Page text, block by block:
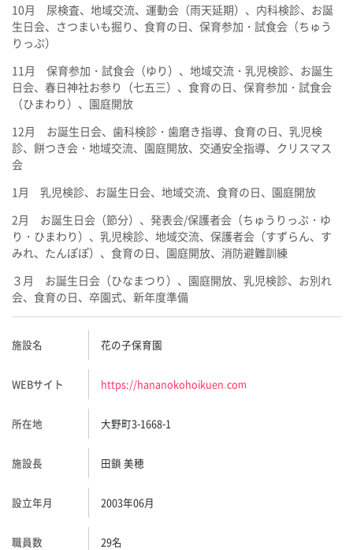
10月 尿検査、地域交流、運動会（雨天延期）、内科検診、お誕
生日会、さつまいも掘り、食育の日、保育参加・試食会（ちゅう
りっぷ）
11月 保育参加・試食会（ゆり）、地域交流・乳児検診、お誕生
日会、春日神社お参り（七五三）、食育の日、保育参加・試食会
（ひまわり）、園庭開放
12月 お誕生日会、歯科検診・歯磨き指導、食育の日、乳児検
診、餅つき会・地域交流、園庭開放、交通安全指導、クリスマス
会
1月 乳児検診、お誕生日会、地域交流、食育の日、園庭開放
2月 お誕生日会（節分）、発表会/保護者会（ちゅうりっぷ・ゆ
り・ひまわり）、乳児検診、地域交流、保護者会（すずらん、す
みれ、たんぽぽ）、食育の日、園庭開放、消防避難訓練
３月 お誕生日会（ひなまつり）、園庭開放、乳児検診、お別れ
会、食育の日、卒園式、新年度準備
施設名 花の子保育園
WEBサイト https://hananokohoikuen.com
所在地 大野町3-1668-1
施設長 田鎖 美穂
設立年月 2003年06月
職員数 29名